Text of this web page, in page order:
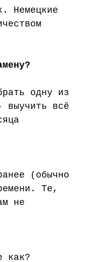
Немецкие
одну из
выучить всё
(обычно
Те,
не
как?